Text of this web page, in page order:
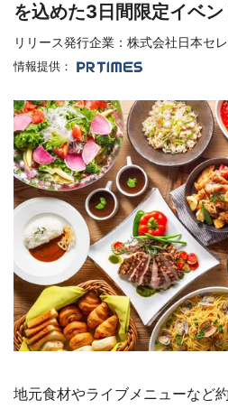
を込めた3日間限定イベン
リリース発行企業：株式会社日本セ
情報提供：
地元食材やライブメニューなど